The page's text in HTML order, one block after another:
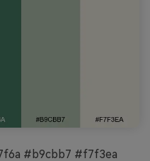
#b9cbb7 #f7f3ea